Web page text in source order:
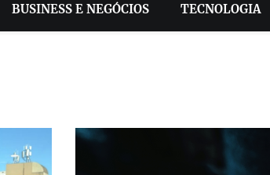
BUSINESS E NEGÓCIOS TECNOLOGIA